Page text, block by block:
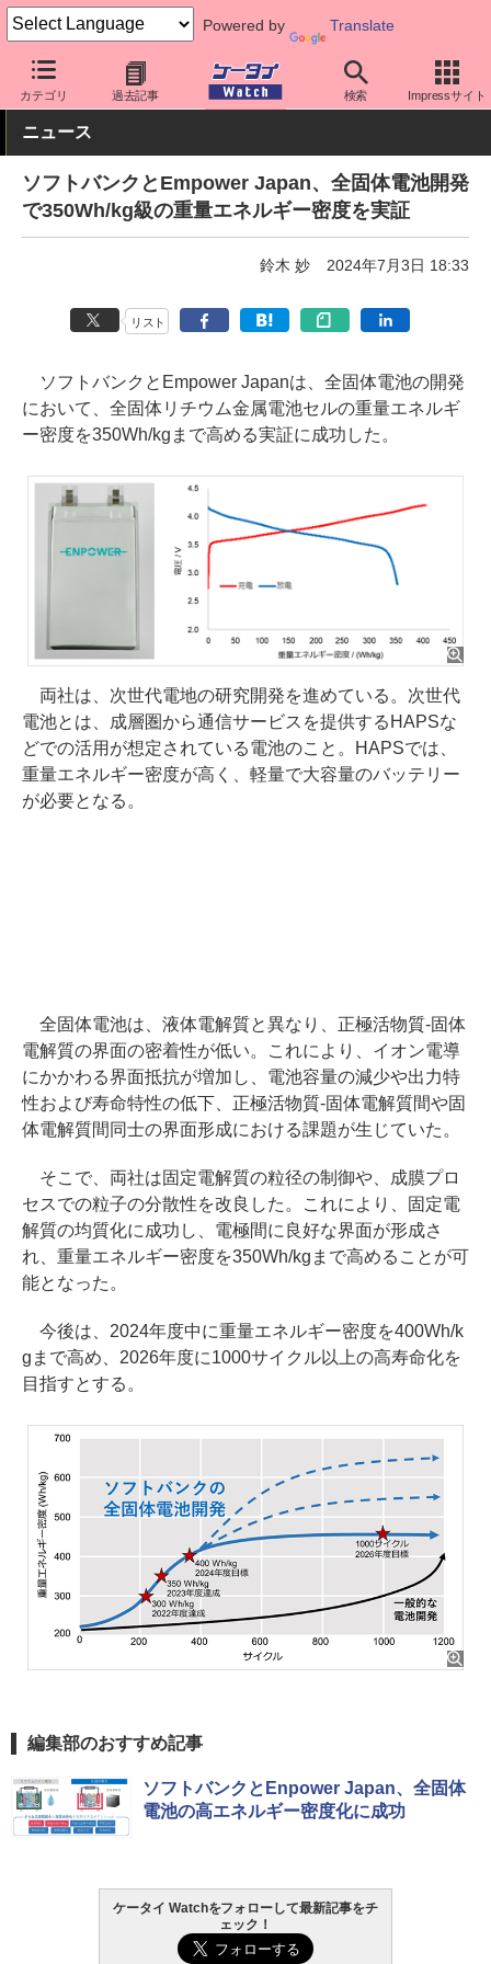
Powered by Translate
カテゴリ 過去記事 検索 Impressサイト
ケータイ Watch キャリア ソフトバンク ネットワーク/技術
ニュース
ソフトバンクとEmpower Japan、全固体電池開発
で350Wh/kg級の重量エネルギー密度を実証
鈴木 妙 2024年7月3日 18:33
リスト
ソフトバンクとEmpower Japanは、全固体電池の開発
において、全固体リチウム金属電池セルの重量エネルギ
ー密度を350Wh/kgまで高める実証に成功した。
両社は、次世代電地の研究開発を進めている。次世代
電池とは、成層圏から通信サービスを提供するHAPSな
どでの活用が想定されている電池のこと。HAPSでは、
重量エネルギー密度が高く、軽量で大容量のバッテリー
が必要となる。
全固体電池は、液体電解質と異なり、正極活物質‐固体
電解質の界面の密着性が低い。これにより、イオン電導
にかかわる界面抵抗が増加し、電池容量の減少や出力特
性および寿命特性の低下、正極活物質‐固体電解質間や固
体電解質間同士の界面形成における課題が生じていた。
そこで、両社は固定電解質の粒径の制御や、成膜プロ
セスでの粒子の分散性を改良した。これにより、固定電
解質の均質化に成功し、電極間に良好な界面が形成さ
れ、重量エネルギー密度を350Wh/kgまで高めることが可
能となった。
今後は、2024年度中に重量エネルギー密度を400Wh/k
gまで高め、2026年度に1000サイクル以上の高寿命化を
目指すとする。
編集部のおすすめ記事
ソフトバンクとEnpower Japan、全固体
電池の高エネルギー密度化に成功
ケータイ Watchをフォローして最新記事をチ
ェック！